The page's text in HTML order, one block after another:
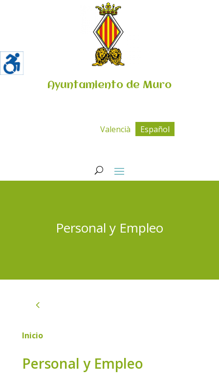
Ayuntamiento de Muro
Valencià Español
Personal y Empleo
4
Inicio
Personal y Empleo